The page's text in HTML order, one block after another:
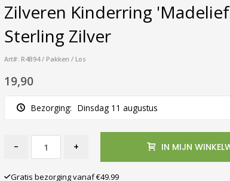
Zilveren Kinderring
Sterling Zilver
Art#: R4B94 / Pakken / Los
19,90
Bezorging: Dinsdag 11 augustus
- + IN MIJN
Gratis bezorging vanaf €49.99